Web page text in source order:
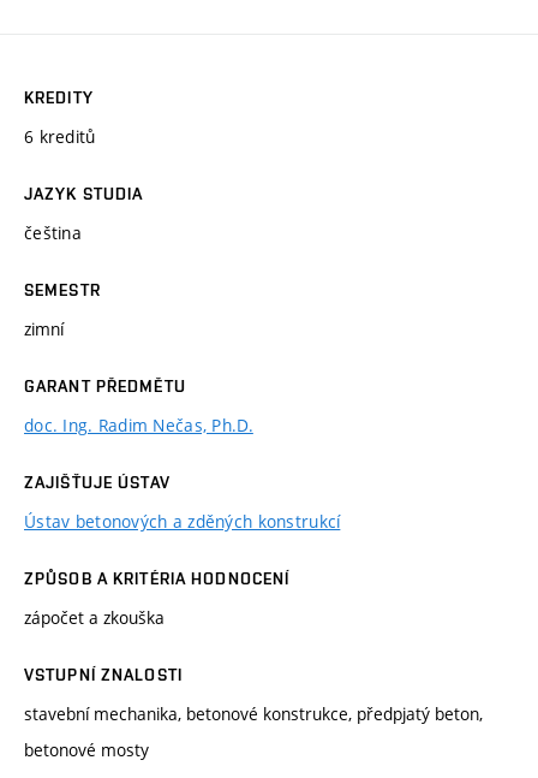
KREDITY
6 kreditů
JAZYK STUDIA
čeština
SEMESTR
zimní
GARANT PŘEDMĚTU
doc. Ing. Radim Nečas, Ph.D.
ZAJIŠŤUJE ÚSTAV
Ústav betonových a zděných konstrukcí
ZPŮSOB A KRITÉRIA HODNOCENÍ
zápočet a zkouška
VSTUPNÍ ZNALOSTI
stavební mechanika, betonové konstrukce, předpjatý beton,
betonové mosty